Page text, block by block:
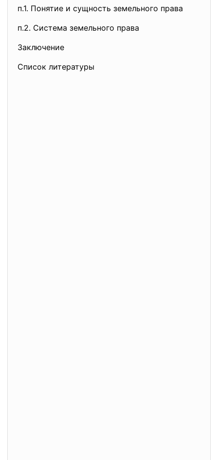
п.1. Понятие и сущность земельного права
п.2. Система земельного права
Заключение
Список литературы